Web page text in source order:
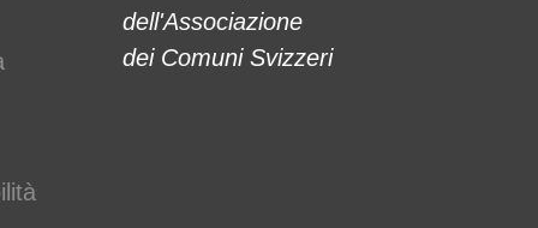
dell'Associazione
dei Comuni Svizzeri